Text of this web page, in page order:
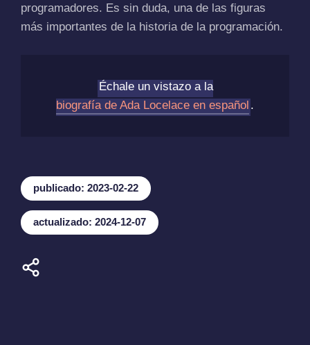
programadores. Es sin duda, una de las figuras
más importantes de la historia de la programación.
Échale un vistazo a la
biografía de Ada Locelace en español .
publicado: 2023-02-22
actualizado: 2024-12-07